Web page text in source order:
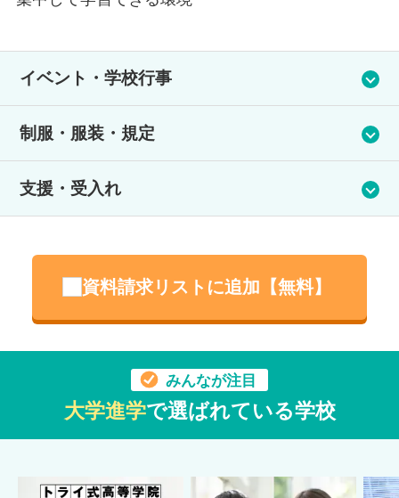
イベント・学校行事
策・就職活動支援・自己理解等の幅広いイベントを実施してい
制服・服装・規定
用/私服通学を自由に選択できます。
支援・受入れ
幕張芸術学部校の在校生には不登校を経験している生徒もいま
す。その生徒たちが通える秘密は、自分がやりたいこと（マン
ガ、デッサン、動画編集等）ができることと、自分のペースで
うことが得意な生徒が多く、皆とても気持ちの優しい生徒で
す。だからこそ、少し気持ちが疲れたときや落ち込むときもあ
ります。“先生たちが声をかけてくれるから、通いやすくなっ
た”や“先生と話せて気持ちが楽になった”と話す生徒もいます。
資料請求リストに追加【無料】
みんなが注目
大学進学で選ばれている学校